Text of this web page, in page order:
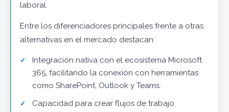
laboral.
Entre los diferenciadores principales frente a otras
alternativas en el mercado destacan:
Integración nativa con el ecosistema Microsoft
365, facilitando la conexión con herramientas
como SharePoint, Outlook y Teams.
Capacidad para crear flujos de trabajo